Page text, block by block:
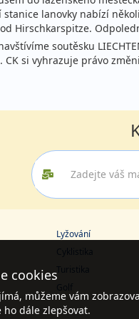
lanovky nabízí
Hirschkarspitze.
soutěsku
CK si vyhrazuje právo
Lyžování
Cyklistika
Turistika
Golf
cookies
můžeme vám
dále zlepšovat.